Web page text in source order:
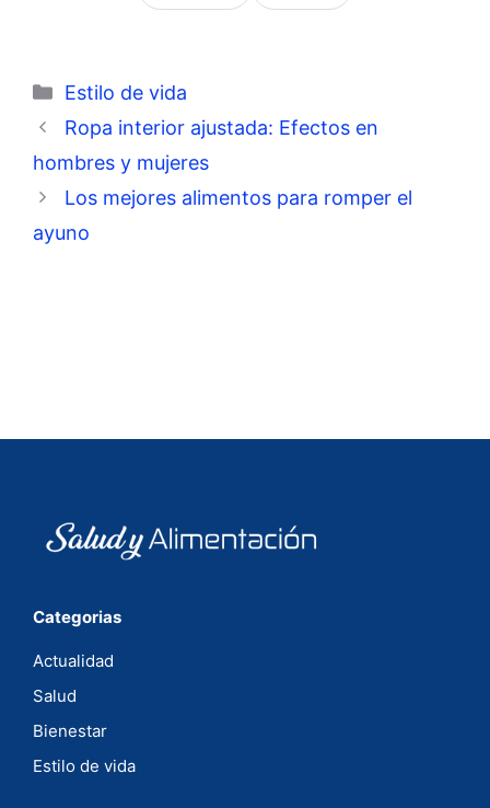
Categorías
Estilo de vida
Ropa interior ajustada: Efectos en
hombres y mujeres
Los mejores alimentos para romper el
ayuno
Categorias
Actualidad
Salud
Bienestar
Estilo de vida